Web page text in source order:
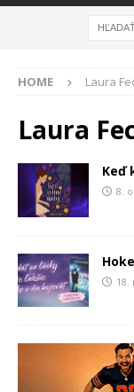
HOME Laura
Laura
Keď
8.
18.